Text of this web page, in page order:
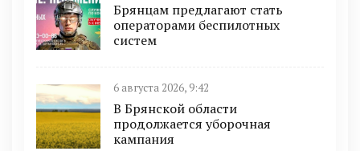
Брянцам предлагают cтать
оперaтoрами бeспилотных
систeм
6 августа 2026, 9:42
В Брянской области
продолжается уборочная
кампания